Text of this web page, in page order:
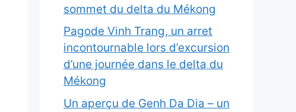
sommet du delta du Mékong
Pagode Vinh Trang, un arret
incontournable lors d’excursion
d’une journée dans le delta du
Mékong
Un aperçu de Genh Da Dia – un